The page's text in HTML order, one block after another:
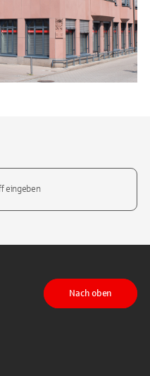
TikTokauf LinkedIn
Nach oben